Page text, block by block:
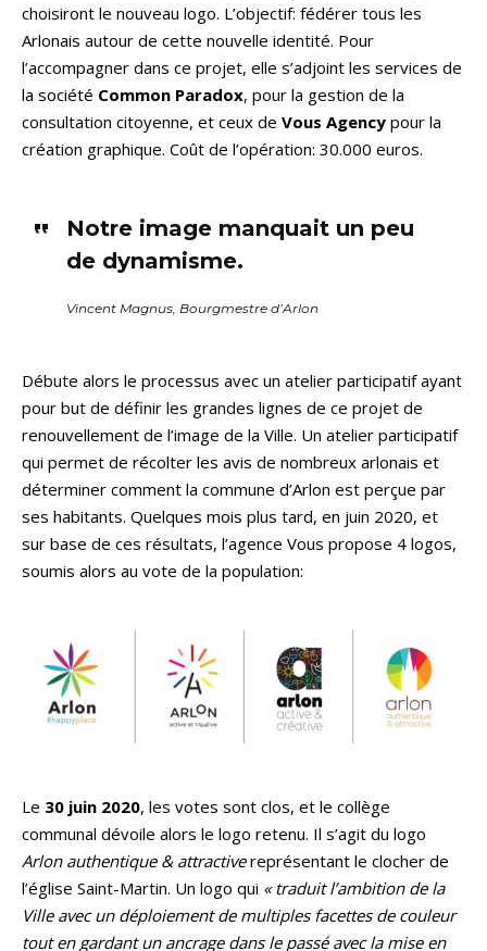
choisiront le nouveau logo. L’objectif: fédérer tous les
Arlonais autour de cette nouvelle identité. Pour
l’accompagner dans ce projet, elle s’adjoint les services de
la société Common Paradox, pour la gestion de la
consultation citoyenne, et ceux de Vous Agency pour la
création graphique. Coût de l’opération: 30.000 euros.
Notre image manquait un peu
de dynamisme.
Vincent Magnus, Bourgmestre d’Arlon
Débute alors le processus avec un atelier participatif ayant
pour but de définir les grandes lignes de ce projet de
renouvellement de l’image de la Ville. Un atelier participatif
qui permet de récolter les avis de nombreux arlonais et
déterminer comment la commune d’Arlon est perçue par
ses habitants. Quelques mois plus tard, en juin 2020, et
sur base de ces résultats, l’agence Vous propose 4 logos,
soumis alors au vote de la population:
Le 30 juin 2020, les votes sont clos, et le collège
communal dévoile alors le logo retenu. Il s’agit du logo
Arlon authentique & attractivereprésentant le clocher de
l’église Saint-Martin. Un logo qui « traduit l’ambition de la
Ville avec un déploiement de multiples facettes de couleur
tout en gardant un ancrage dans le passé avec la mise en